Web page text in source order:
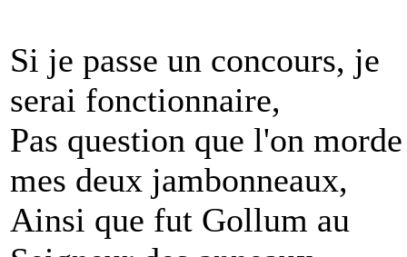
Si je passe un concours, je
serai fonctionnaire,
Pas question que l'on
mes deux jambonneaux,
Ainsi que fut Gollum au